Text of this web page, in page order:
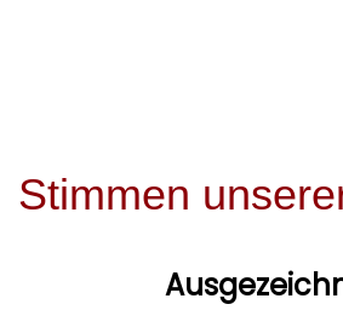
Stimmen